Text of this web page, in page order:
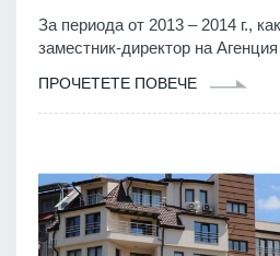
За периода от 2013 – 2014 г.,
заместник-директор на
ПРОЧЕТЕТЕ ПОВЕЧЕ